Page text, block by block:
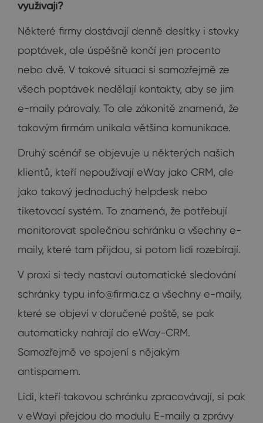
využívají?
Některé firmy dostávají denně desítky i stovky
poptávek, ale úspěšně končí jen procento
nebo dvě. V takové situaci si samozřejmě ze
všech poptávek nedělají kontakty, aby se jim
e-maily párovaly. To ale zákonitě znamená, že
takovým firmám unikala většina komunikace.
Druhý scénář se objevuje u některých našich
klientů, kteří nepoužívají eWay jako CRM, ale
jako takový jednoduchý helpdesk nebo
tiketovací systém. To znamená, že potřebují
monitorovat společnou schránku a všechny e-
maily, které tam přijdou, si potom lidi rozebírají.
V praxi si tedy nastaví automatické sledování
schránky typu info@firma.cz a všechny e-maily,
které se objeví v doručené poště, se pak
automaticky nahrají do eWay-CRM.
Samozřejmě ve spojení s nějakým
antispamem.
Lidi, kteří takovou schránku zpracovávají, si pak
v eWayi přejdou do modulu E-maily a zprávy